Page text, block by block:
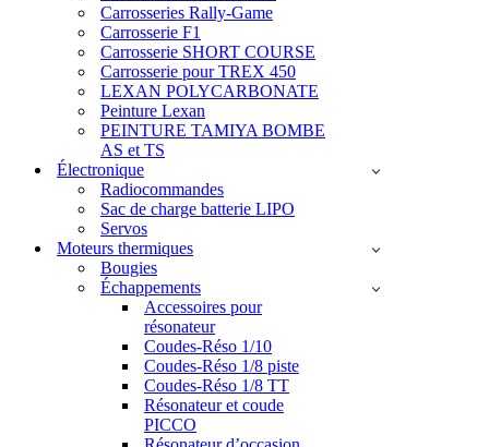
Carrosseries Rally-Game
Carrosserie F1
Carrosserie SHORT COURSE
Carrosserie pour TREX 450
LEXAN POLYCARBONATE
Peinture Lexan
PEINTURE TAMIYA BOMBE
AS et TS
Électronique
Radiocommandes
Sac de charge batterie LIPO
Servos
Moteurs thermiques
Bougies
Échappements
Accessoires pour
résonateur
Coudes-Réso 1/10
Coudes-Réso 1/8 piste
Coudes-Réso 1/8 TT
Résonateur et coude
PICCO